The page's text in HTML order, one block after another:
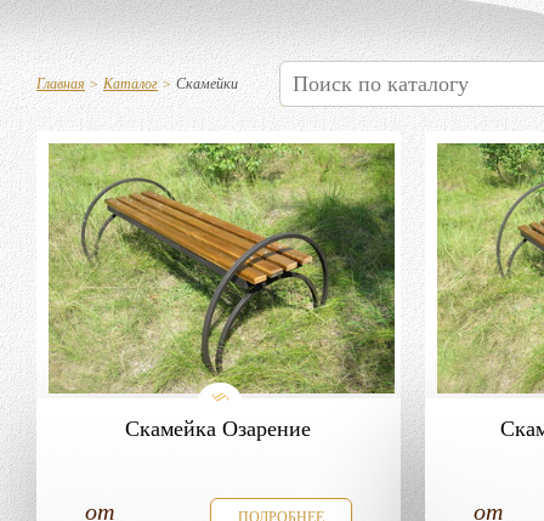
Главная > Каталог> Скамейки
Скамейка Озарение
от ПОДРОБНЕЕ от